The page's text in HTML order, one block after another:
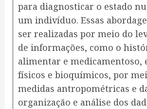
para diagnosticar o estado
um indivíduo. Essas
ser realizadas por meio do
de informações, como o
alimentar e medicamentoso,
físicos e bioquímicos, por
medidas antropométricas e
organização e análise dos